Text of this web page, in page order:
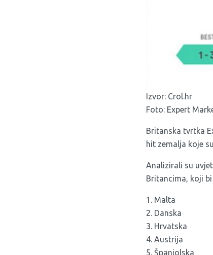
Izvor: Crol.hr
Foto: Expert
Britanska tvrtka
hit zemalja koje
Analizirali su
Britancima, koji
1. Malta
2. Danska
3. Hrvatska
4. Austrija
5. Španjolska